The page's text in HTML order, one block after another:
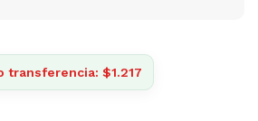
transferencia: $1.217